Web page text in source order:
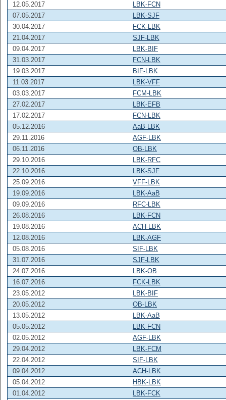
12.05.2017
LBK-FCN
07.05.2017
LBK-SJF
30.04.2017
FCK-LBK
21.04.2017
SJF-LBK
09.04.2017
LBK-BIF
31.03.2017
FCN-LBK
19.03.2017
BIF-LBK
11.03.2017
LBK-VFF
03.03.2017
FCM-LBK
27.02.2017
LBK-EFB
17.02.2017
FCN-LBK
05.12.2016
AaB-LBK
29.11.2016
AGF-LBK
06.11.2016
OB-LBK
29.10.2016
LBK-RFC
22.10.2016
LBK-SJF
25.09.2016
VFF-LBK
19.09.2016
LBK-AaB
09.09.2016
RFC-LBK
26.08.2016
LBK-FCN
19.08.2016
ACH-LBK
12.08.2016
LBK-AGF
05.08.2016
SIF-LBK
31.07.2016
SJF-LBK
24.07.2016
LBK-OB
16.07.2016
FCK-LBK
23.05.2012
LBK-BIF
20.05.2012
OB-LBK
13.05.2012
LBK-AaB
05.05.2012
LBK-FCN
02.05.2012
AGF-LBK
29.04.2012
LBK-FCM
22.04.2012
SIF-LBK
09.04.2012
ACH-LBK
05.04.2012
HBK-LBK
01.04.2012
LBK-FCK